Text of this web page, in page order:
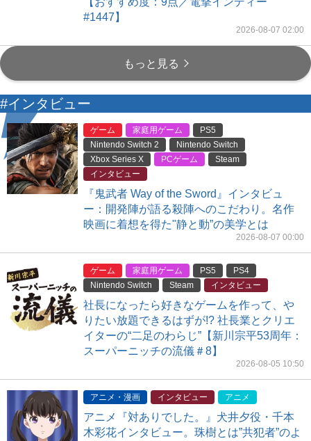
#1447】
2026-08-07 02:00
もっと見る
#インタビュー
ゲーム 家庭用ゲーム
PS5
Nintendo Switch 2
Nintendo Switch
Xbox Series X
PCゲーム
Steam
インタビュー
『鬼武者 Way of the Sword』インタビュ
ー：開発陣が語る殺陣へのこだわり。名作
映画に着想を得た"静と動”の美学とは
2026-08-07 00:00
ゲーム 家庭用ゲーム PS5
PS4
Nintendo Switch
Steam インタビュー
社長になったら好きなゲームを作って、や
りたい放題できるはずが!? 社長業とクリエ
イターの“二足のわらじ”【新川宗平53周年：
スーパーニッチの流儀＃8】
2026-08-05 10:50
アニメ・漫画 インタビュー アニメ
アニメ『対ありでした。』犬井夕役・千本
木彩花インタビュー。珠樹とは”共犯者”のよ